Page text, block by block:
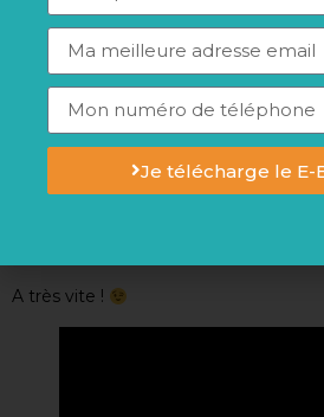
Tu fais partie d’une équipe, d’un
Partages mes vidéos avec tes
reconnaissants et moi aussi
SUIS-MOI SUR LES RÉSEAUX
http://bit.ly/2UT2uk3
A très vite !
Je télécharge le E-